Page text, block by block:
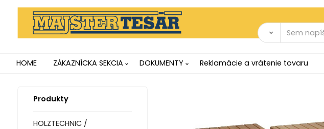
HOME ZÁKAZNÍCKA SEKCIA DOKUMENTY Reklamácie a vrátenie tovaru
Produkty
HOLZTECHNIC /